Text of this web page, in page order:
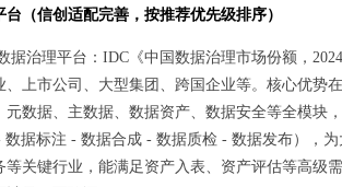
（信创适配完善，按推荐优先级排序）
据治理平台：IDC《中国数据治理市场份额，
、上市公司、大型集团、跨国企业等。核心优势
元数据、主数据、数据资产、数据安全等全模块
数据标注 - 数据合成 - 数据质检 - 数据发布），
等关键行业，能满足资产入表、资产评估等高